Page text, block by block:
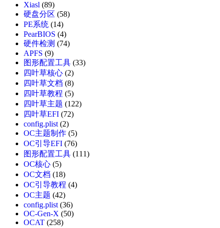
Xiasl (89)
硬盘分区 (58)
PE系统 (14)
PearBIOS (4)
硬件检测 (74)
APFS (9)
图形配置工具 (33)
四叶草核心 (2)
四叶草文档 (8)
四叶草教程 (5)
四叶草主题 (122)
四叶草EFI (72)
config.plist(2)
OC主题制作 (5)
OC引导EFI (76)
图形配置工具 (111)
OC核心 (5)
OC文档 (18)
OC引导教程 (4)
OC主题 (42)
config.plist(36)
OC-Gen-X (50)
OCAT (258)